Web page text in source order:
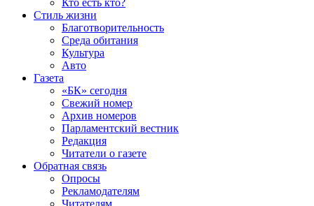
Кто есть кто?
Стиль жизни
Благотворительность
Среда обитания
Культура
Авто
Газета
«БК» сегодня
Свежий номер
Архив номеров
Парламентский вестник
Редакция
Читатели о газете
Обратная связь
Опросы
Рекламодателям
Читателям